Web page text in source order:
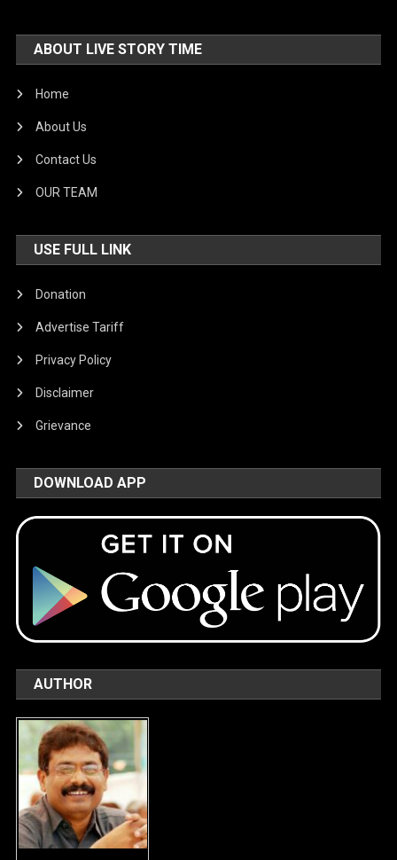
ABOUT LIVE STORY TIME
Home
About Us
Contact Us
OUR TEAM
USE FULL LINK
Donation
Advertise Tariff
Privacy Policy
Disclaimer
Grievance
DOWNLOAD APP
AUTHOR